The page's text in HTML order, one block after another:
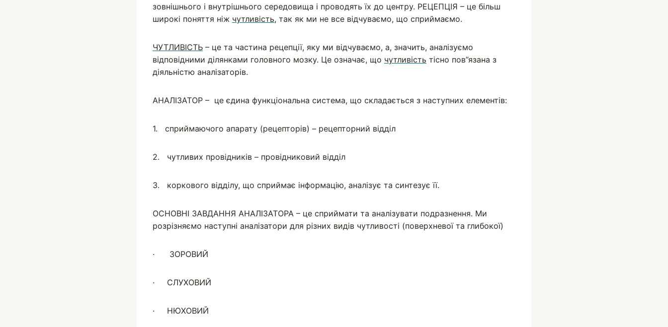
зовнішнього і внутрішнього середовища і проводять їх до центру. РЕЦЕПЦІЯ – це більш
широкі поняття ніж чутливість, так як ми не все відчуваємо, що сприймаємо.
ЧУТЛИВІСТЬ – це та частина рецепції, яку ми відчуваємо, а, значить, аналізуємо
відповідними ділянками головного мозку. Це означає, що чутливість тісно пов”язана з
діяльністю аналізаторів.
АНАЛІЗАТОР – це єдина функціональна система, що складається з наступних елементів:
1. сприймаючого апарату (рецепторів) – рецепторний відділ
2. чутливих провідників – провідниковий відділ
3. коркового відділу, що сприймає інформацію, аналізує та синтезує її.
ОСНОВНІ ЗАВДАННЯ АНАЛІЗАТОРА – це сприймати та аналізувати подразнення. Ми
розрізняємо наступні аналізатори для різних видів чутливості (поверхневої та глибокої)
· ЗОРОВИЙ
· СЛУХОВИЙ
· НЮХОВИЙ